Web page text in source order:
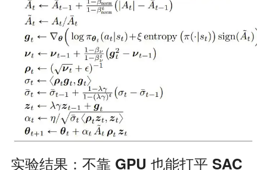
实验结果：不靠 GPU 也能打平 SAC